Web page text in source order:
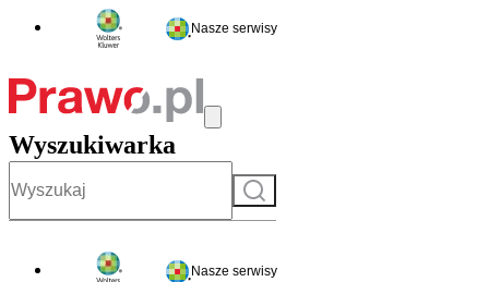
Nasze serwisy
Wyszukiwarka
Szukaj
Nasze serwisy